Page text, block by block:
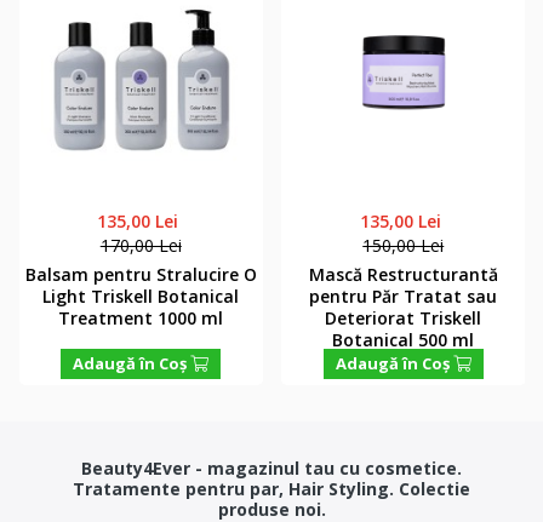
135,00 Lei
170,00 Lei
Balsam pentru Stralucire O
Light Triskell Botanical
Treatment 1000 ml
Adaugă în Coş
135,00 Lei
150,00 Lei
Mască Restructurantă
pentru Păr Tratat sau
Deteriorat Triskell
Botanical 500 ml
Adaugă în Coş
Beauty4Ever - magazinul tau cu cosmetice.
Tratamente pentru par, Hair Styling. Colectie
produse noi.